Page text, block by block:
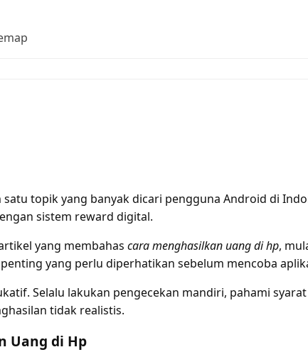
satu topik yang banyak dicari pengguna Android di
sistem reward digital.
yang membahas cara menghasilkan uang di hp,
yang perlu diperhatikan sebelum mencoba
Selalu lakukan pengecekan mandiri, pahami
tidak realistis.
Uang di Hp